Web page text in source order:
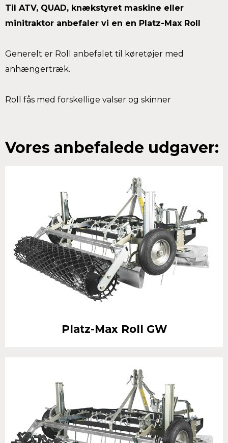
Til ATV, QUAD, knækstyret maskine eller
minitraktor anbefaler vi en en Platz-Max Roll
Generelt er Roll anbefalet til køretøjer med
anhængertræk.
Roll fås med forskellige valser og skinner
Vores anbefalede udgaver:
Platz-Max Roll GW